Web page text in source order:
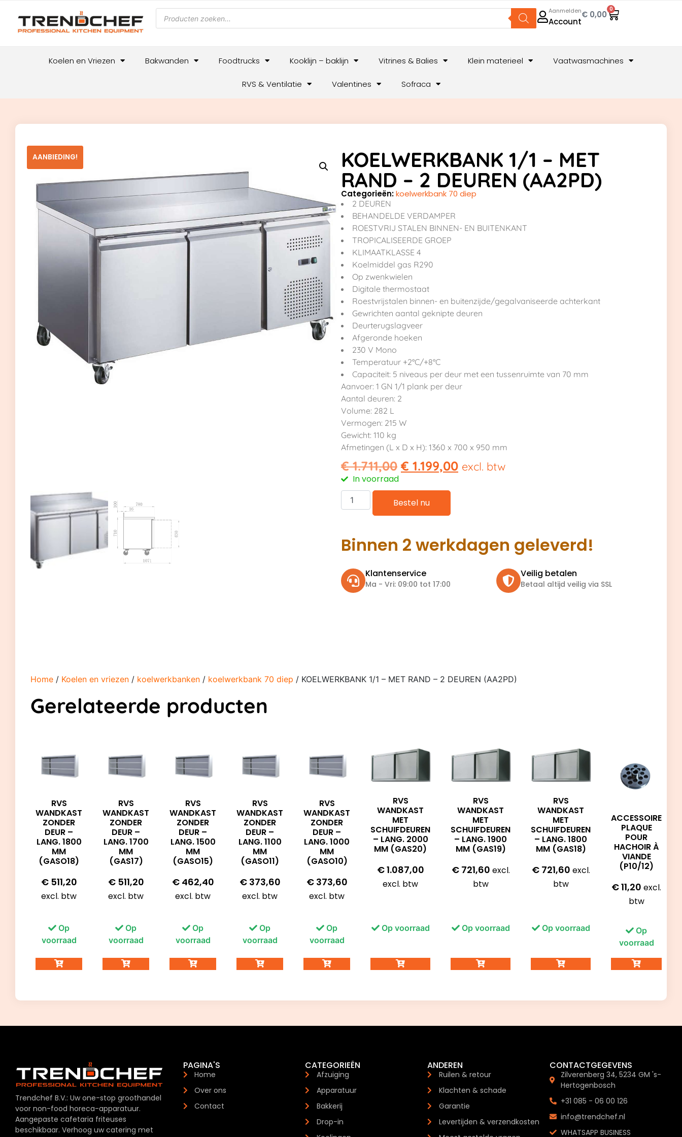
Aanmelden
Account
€ 0,00
0
Koelen en Vriezen Bakwanden Foodtrucks Kooklijn – baklijn Vitrines & Balies Klein materieel Vaatwasmachines
RVS & Ventilatie Valentines Sofraca
AANBIEDING!
KOELWERKBANK 1/1 – MET
RAND – 2 DEUREN (AA2PD)
Categorieën:koelwerkbank 70 diep
2 DEUREN
BEHANDELDE VERDAMPER
ROESTVRIJ STALEN BINNEN- EN BUITENKANT
TROPICALISEERDE GROEP
KLIMAATKLASSE 4
Koelmiddel gas R290
Op zwenkwielen
Digitale thermostaat
Roestvrijstalen binnen- en buitenzijde/gegalvaniseerde achterkant
Gewrichten aantal geknipte deuren
Deurterugslagveer
Afgeronde hoeken
230 V Mono
Temperatuur +2°C/+8°C
Capaciteit: 5 niveaus per deur met een tussenruimte van 70 mm
Aanvoer: 1 GN 1/1 plank per deur
Aantal deuren: 2
Volume: 282 L
Vermogen: 215 W
Gewicht: 110 kg
Afmetingen (L x D x H): 1360 x 700 x 950 mm
€1.711,00 € 1.199,00 excl. btw
In voorraad
Bestel nu
Binnen 2 werkdagen geleverd!
Klantenservice
Ma - Vri: 09:00 tot 17:00
Veilig betalen
Betaal altijd veilig via SSL
Home / Koelen en vriezen / koelwerkbanken / koelwerkbank 70 diep / KOELWERKBANK 1/1 – MET RAND – 2 DEUREN (AA2PD)
Gerelateerde producten
RVS
WANDKAST
ZONDER
DEUR –
LANG. 1800
MM
(GASO18)
€511,20
excl. btw
Op
voorraad
RVS
WANDKAST
ZONDER
DEUR –
LANG. 1700
MM
(GAS17)
€511,20
excl. btw
Op
voorraad
RVS
WANDKAST
ZONDER
DEUR –
LANG. 1500
MM
(GASO15)
€462,40
excl. btw
Op
voorraad
RVS
WANDKAST
ZONDER
DEUR –
LANG. 1100
MM
(GASO11)
€373,60
excl. btw
Op
voorraad
RVS
WANDKAST
ZONDER
DEUR –
LANG. 1000
MM
(GASO10)
€373,60
excl. btw
Op
voorraad
RVS
WANDKAST
MET
SCHUIFDEUREN
– LANG. 2000
MM (GAS20)
€1.087,00
excl. btw
Op voorraad
RVS
WANDKAST
MET
SCHUIFDEUREN
– LANG. 1900
MM (GAS19)
€721,60 excl.
btw
Op voorraad
RVS
WANDKAST
MET
SCHUIFDEUREN
– LANG. 1800
MM (GAS18)
€721,60 excl.
btw
Op voorraad
ACCESSOIRE
PLAQUE
POUR
HACHOIR À
VIANDE
(P10/12)
€11,20 excl.
btw
Op
voorraad
Trendchef B.V.: Uw one-stop groothandel
voor non-food horeca-apparatuur.
Aangepaste cafetaria friteuses
beschikbaar. Verhoog uw catering met
PAGINA'S
Home
Over ons
Contact
CATEGORIEËN
Afzuiging
Apparatuur
Bakkerij
Drop-in
ANDEREN
Ruilen & retour
Klachten & schade
Garantie
Levertijden & verzendkosten
CONTACTGEGEVENS
Zilverenberg 34, 5234 GM 's-
Hertogenbosch
+31 085 - 06 00 126
info@trendchef.nl
WHATSAPP BUSINESS